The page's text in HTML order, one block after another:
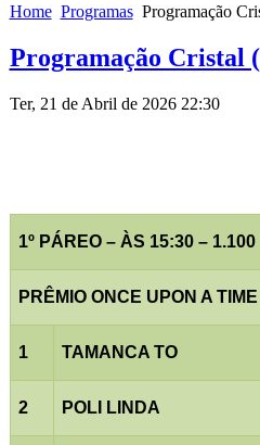
Home Programas Programação
Programação Cristal
Ter, 21 de Abril de 2026 22:30
1º PÁREO – ÀS 15:30 –
PRÊMIO ONCE UPON A
1 TAMANCA TO
2 POLI LINDA